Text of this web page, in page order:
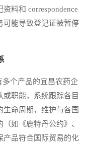
料和 correspondence
可能导致登记证被暂停
个产品的宜昌农药企
职能，系统跟踪各目
命周期，维护与各国
如《鹿特丹公约》、
产品符合国际贸易的化